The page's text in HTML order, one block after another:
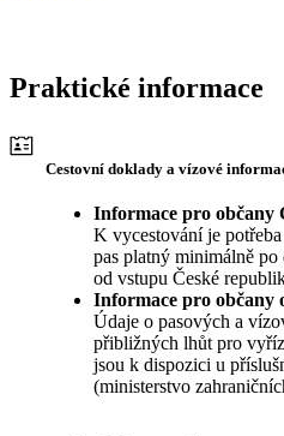
Praktické informace
Cestovní doklady a vízové
Informace pro občany
K vycestování je
pas platný minimálně
od vstupu České
Informace pro občany
Údaje o pasových a
přibližných lhůt pro
jsou k dispozici u
(ministerstvo